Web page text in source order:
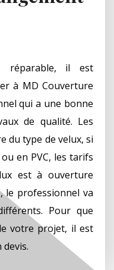
réparable, il est
à MD Couverture
qui a une bonne
de qualité. Les
du type de velux, si
en PVC, les tarifs
est à ouverture
le professionnel va
Pour que
votre projet, il est